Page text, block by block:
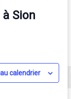
Sion
calendrier